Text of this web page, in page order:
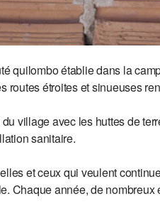
quilombo établie dans la
routes étroites et sinueuses
village avec les huttes de
sanitaire.
et ceux qui veulent
Chaque année, de